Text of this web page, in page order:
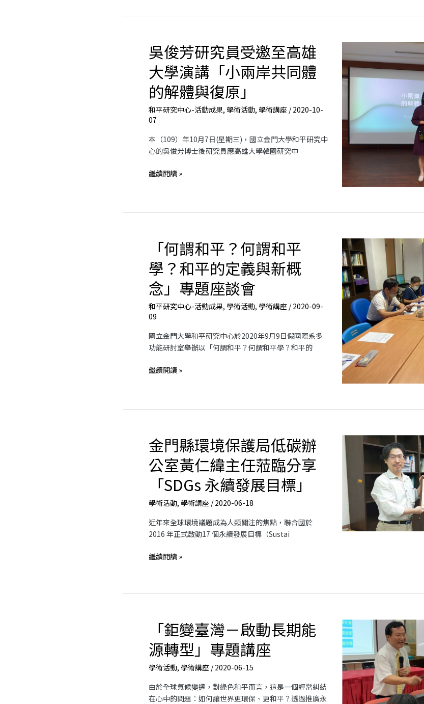
經
際
論
壇」
吳俊芳研究員受邀至高雄
大學演講「小兩岸共同體
的解體與復原」
和平研究中心-活動成果, 學術活動, 學術講座 /2020-10-
07
本（109）年10月7日(星期三)，國立金門大學和平研究中
心的吳俊芳博士後研究員應高雄大學韓國研究中
吳
俊
芳
研
究
員
受
至
高
大
講
同
體
的
解
體
復
原」
繼續閱讀 »
「何謂和平？何謂和平
學？和平的定義與新概
念」專題座談會
和平研究中心-活動成果, 學術活動, 學術講座 /2020-09-
09
國立金門大學和平研究中心於2020年9月9日假國際系多
功能研討室舉辦以「何謂和平？何謂和平學？和平的
「何
和
平？
何
謂
和
學？
和
的
與
念」
專
題
會
繼續閱讀 »
金門縣環境保護局低碳辦
公室黃仁緯主任蒞臨分享
「SDGs 永續發展目標」
學術活動, 學術講座 /2020-06-18
近年來全球環境議題成為人類關注的焦點，聯合國於
2016 年正式啟動17 個永續發展目標（Sustai
金
門
縣
環
保
局
低
辦
黃
蒞
臨
分
享
「SDGs
繼續閱讀 »
「鉅變臺灣－啟動長期能
源轉型」專題講座
學術活動, 學術講座 /2020-06-15
由於全球氣候變遷，對綠色和平而言，這是一個經常糾結
在心中的問題：如何讓世界更環保、更和平？透過推廣永
「鉅
臺
灣
－
啟
動